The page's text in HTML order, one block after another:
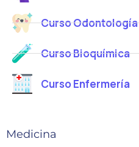
Curso Odontología
Curso Bioquímica
Curso Enfermería
Medicina